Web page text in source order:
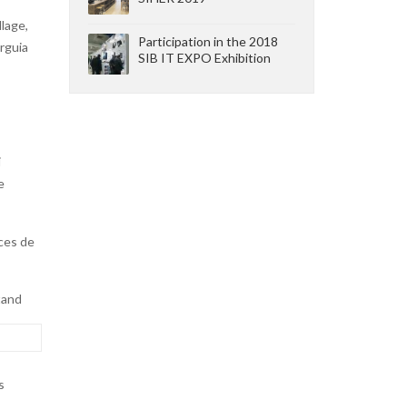
de
Participation in the 2018
SIB IT EXPO Exhibition